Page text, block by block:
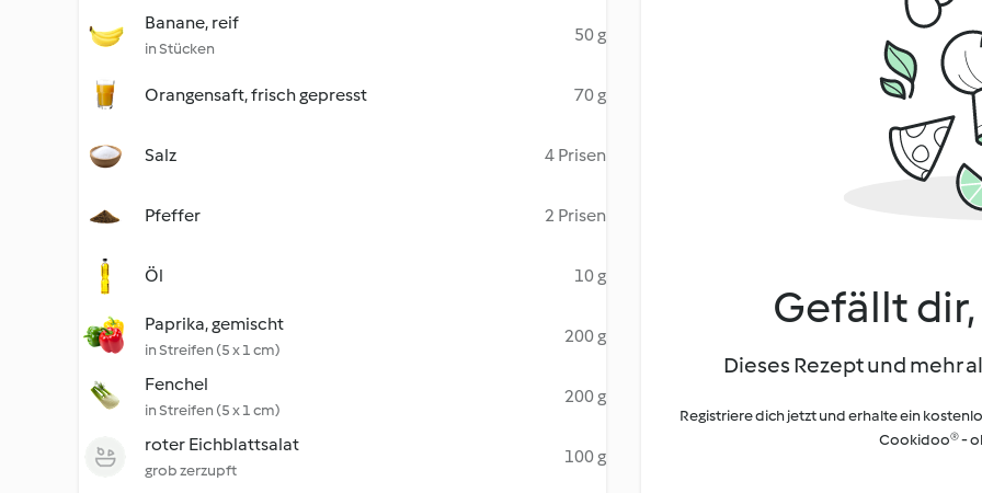
Banane, reif
in Stücken
50 g
Orangensaft, frisch gepresst 70 g
Salz 4 Prisen
Pfeffer 2 Prisen
Öl 10 g
Paprika, gemischt
in Streifen (5 x 1 cm)
200 g
Fenchel
in Streifen (5 x 1 cm)
200 g
roter Eichblattsalat
grob zerzupft
100 g
Gefällt
Dieses Rezept und mehr
Registriere dich jetzt und erhalte ein
Cookidoo® -